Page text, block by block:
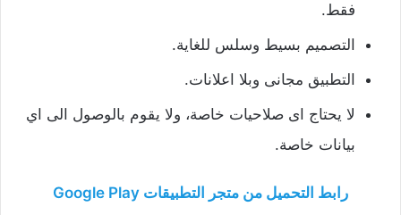
فقط.
التصميم بسيط وسلس للغاية.
التطبيق مجانى وبلا اعلانات.
لا يحتاج اى صلاحيات خاصة، ولا يقوم بالوصول الى اي
بيانات خاصة.
رابط التحميل من متجر التطبيقات Google Play